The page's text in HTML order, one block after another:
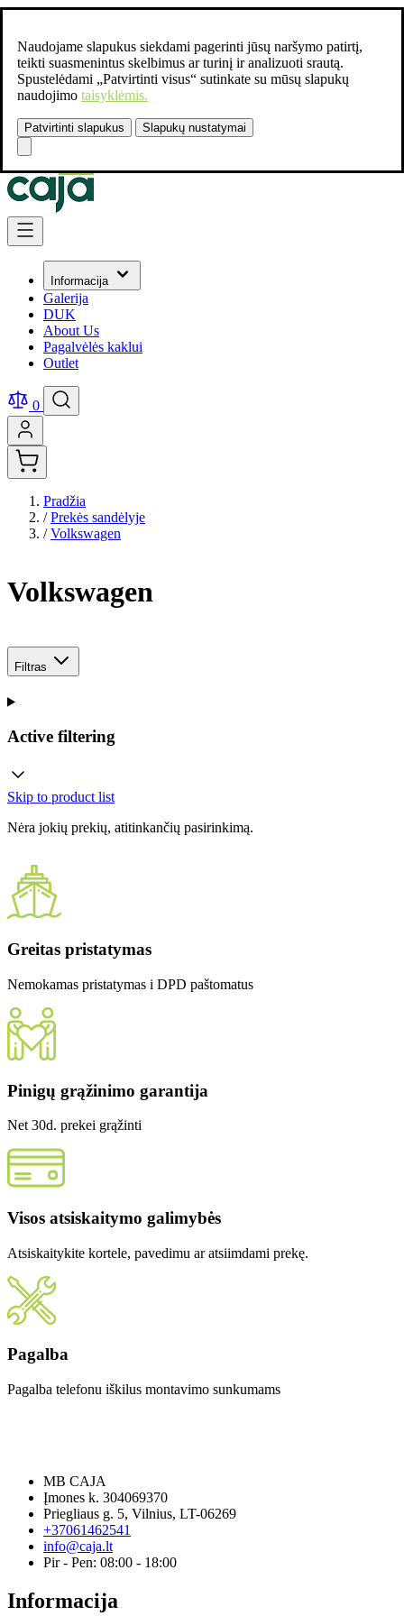
Naudojame slapukus siekdami pagerinti jūsų naršymo patirtį,
teikti suasmenintus skelbimus ar turinį ir analizuoti srautą.
Spustelėdami „Patvirtinti visus“ sutinkate su mūsų slapukų
naudojimo taisyklėmis.
Patvirtinti slapukus Slapukų nustatymai
Susisiekite:
Skip to Content
Informacija
Galerija
DUK
About Us
Pagalvėlės kaklui
Outlet
0
Pradžia
/ Prekės sandėlyje
/ Volkswagen
Volkswagen
Filtras
Active filtering
Skip to product list
Nėra jokių prekių, atitinkančių pasirinkimą.
Greitas pristatymas
Nemokamas pristatymas i DPD paštomatus
Pinigų grąžinimo garantija
Net 30d. prekei grąžinti
Visos atsiskaitymo galimybės
Atsiskaitykite kortele, pavedimu ar atsiimdami prekę.
Pagalba
Pagalba telefonu iškilus montavimo sunkumams
MB CAJA
Įmones k. 304069370
Priegliaus g. 5, Vilnius, LT-06269
+37061462541
info@caja.lt
Pir - Pen: 08:00 - 18:00
Informacija